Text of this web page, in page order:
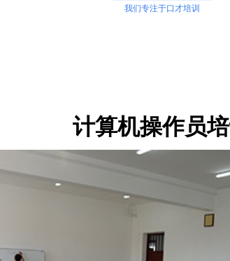
我们专注于口才培训
计算机操作员培